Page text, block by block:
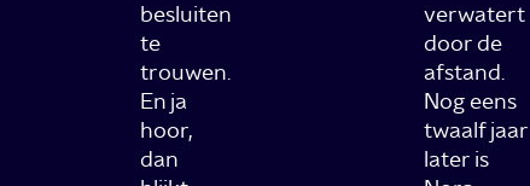
besluiten
te
trouwen.
En ja
hoor,
dan
verwatert
door de
afstand.
Nog eens
twaalf jaar
later is